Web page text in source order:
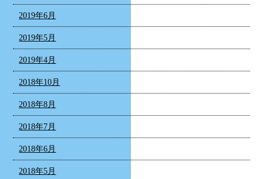
2019年6月
2019年5月
2019年4月
2018年10月
2018年8月
2018年7月
2018年6月
2018年5月